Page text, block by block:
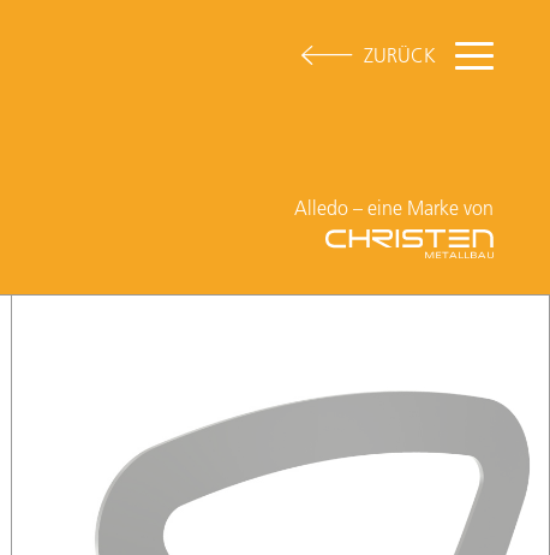
ZURÜCK
Alledo – eine Marke von